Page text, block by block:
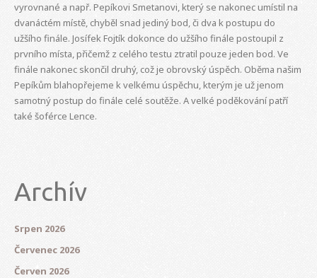
vyrovnané a např. Pepíkovi Smetanovi, který se nakonec umístil na
dvanáctém místě, chyběl snad jediný bod, či dva k postupu do
užšího finále. Josífek Fojtík dokonce do užšího finále postoupil z
prvního místa, přičemž z celého testu ztratil pouze jeden bod. Ve
finále nakonec skončil druhý, což je obrovský úspěch. Oběma našim
Pepíkům blahopřejeme k velkému úspěchu, kterým je už jenom
samotný postup do finále celé soutěže. A velké poděkování patří
také šoférce Lence.
Archív
Srpen 2026
Červenec 2026
Červen 2026